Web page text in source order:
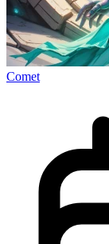
Comet